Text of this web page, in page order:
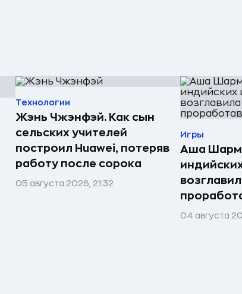
Технологии
Жэнь Чжэнфэй. Как сын
сельских учителей
построил Huawei, потеряв
работу после сорока
05 августа 2026, 21:32
Игры
Аша
04 августа